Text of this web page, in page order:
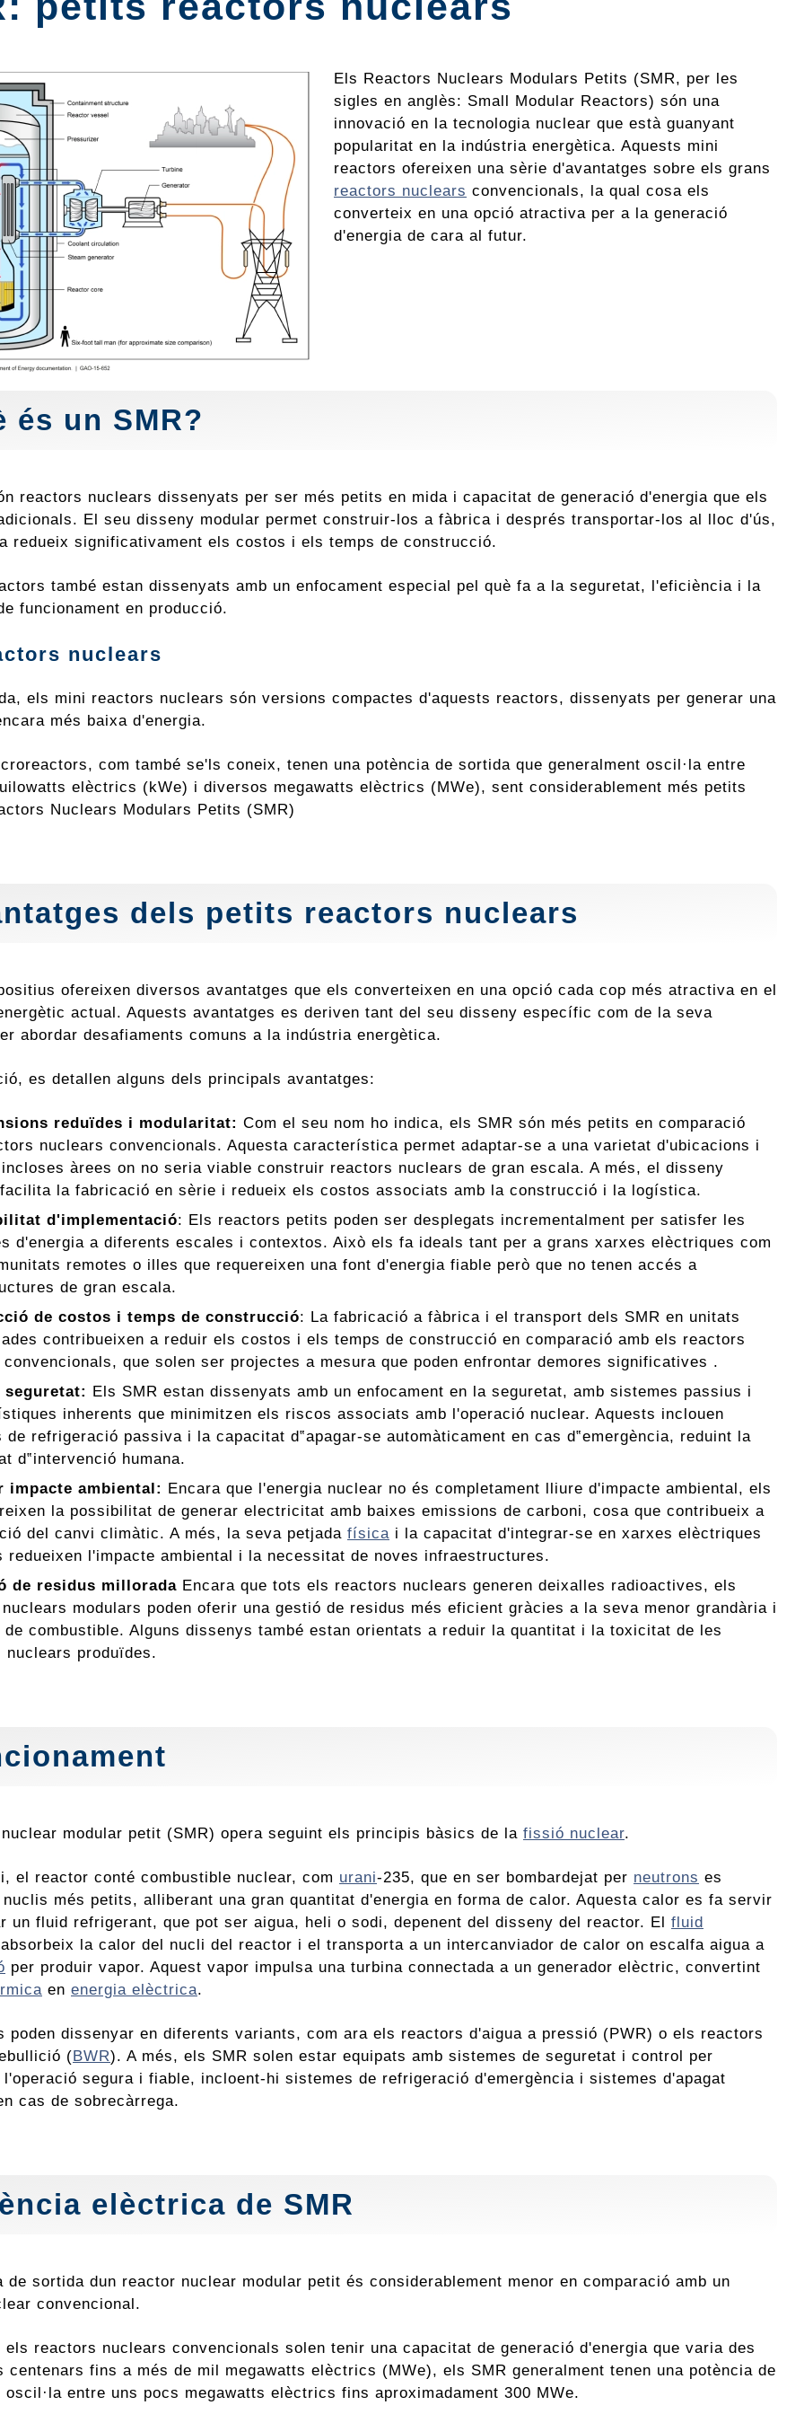
Els Reactors Nuclears Modulars Petits (SMR, per les
sigles en anglès: Small Modular Reactors) són una
innovació en la tecnologia nuclear que està guanyant
popularitat en la indústria energètica. Aquests mini
reactors ofereixen una sèrie d'avantatges sobre els grans
reactors nuclears convencionals, la qual cosa els
converteix en una opció atractiva per a la generació
d'energia de cara al futur.
és un SMR?
reactors nuclears dissenyats per ser més petits en mida i capacitat de generació d'energia que els
El seu disseny modular permet construir-los a fàbrica i després transportar-los al lloc d'ús,
redueix significativament els costos i els temps de construcció.
també estan dissenyats amb un enfocament especial pel què fa a la seguretat, l'eficiència i la
funcionament en producció.
nuclears
els mini reactors nuclears són versions compactes d'aquests reactors, dissenyats per generar una
més baixa d'energia.
com també se'ls coneix, tenen una potència de sortida que generalment oscil·la entre
elèctrics (kWe) i diversos megawatts elèctrics (MWe), sent considerablement més petits
Nuclears Modulars Petits (SMR)
dels petits reactors nuclears
ofereixen diversos avantatges que els converteixen en una opció cada cop més atractiva en el
actual. Aquests avantatges es deriven tant del seu disseny específic com de la seva
abordar desafiaments comuns a la indústria energètica.
es detallen alguns dels principals avantatges:
reduïdes i modularitat: Com el seu nom ho indica, els SMR són més petits en comparació
nuclears convencionals. Aquesta característica permet adaptar-se a una varietat d'ubicacions i
àrees on no seria viable construir reactors nuclears de gran escala. A més, el disseny
la fabricació en sèrie i redueix els costos associats amb la construcció i la logística.
d'implementació: Els reactors petits poden ser desplegats incrementalment per satisfer les
d'energia a diferents escales i contextos. Això els fa ideals tant per a grans xarxes elèctriques com
remotes o illes que requereixen una font d'energia fiable però que no tenen accés a
de gran escala.
de costos i temps de construcció: La fabricació a fàbrica i el transport dels SMR en unitats
contribueixen a reduir els costos i els temps de construcció en comparació amb els reactors
que solen ser projectes a mesura que poden enfrontar demores significatives .
seguretat: Els SMR estan dissenyats amb un enfocament en la seguretat, amb sistemes passius i
inherents que minimitzen els riscos associats amb l'operació nuclear. Aquests inclouen
de refrigeració passiva i la capacitat d‟apagar-se automàticament en cas d‟emergència, reduint la
d‟intervenció humana.
impacte ambiental: Encara que l'energia nuclear no és completament lliure d'impacte ambiental, els
la possibilitat de generar electricitat amb baixes emissions de carboni, cosa que contribueix a
del canvi climàtic. A més, la seva petjada física i la capacitat d'integrar-se en xarxes elèctriques
redueixen l'impacte ambiental i la necessitat de noves infraestructures.
de residus millorada Encara que tots els reactors nuclears generen deixalles radioactives, els
modulars poden oferir una gestió de residus més eficient gràcies a la seva menor grandària i
combustible. Alguns dissenys també estan orientats a reduir la quantitat i la toxicitat de les
nuclears produïdes.
modular petit (SMR) opera seguint els principis bàsics de la fissió nuclear.
el reactor conté combustible nuclear, com urani-235, que en ser bombardejat per neutrons es
més petits, alliberant una gran quantitat d'energia en forma de calor. Aquesta calor es fa servir
un fluid refrigerant, que pot ser aigua, heli o sodi, depenent del disseny del reactor. El fluid
la calor del nucli del reactor i el transporta a un intercanviador de calor on escalfa aigua a
per produir vapor. Aquest vapor impulsa una turbina connectada a un generador elèctric, convertint
en energia elèctrica.
poden dissenyar en diferents variants, com ara els reactors d'aigua a pressió (PWR) o els reactors
(BWR). A més, els SMR solen estar equipats amb sistemes de seguretat i control per
segura i fiable, incloent-hi sistemes de refrigeració d'emergència i sistemes d'apagat
cas de sobrecàrrega.
elèctrica de SMR
de sortida dun reactor nuclear modular petit és considerablement menor en comparació amb un
convencional.
els reactors nuclears convencionals solen tenir una capacitat de generació d'energia que varia des
centenars fins a més de mil megawatts elèctrics (MWe), els SMR generalment tenen una potència de
oscil·la entre uns pocs megawatts elèctrics fins aproximadament 300 MWe.